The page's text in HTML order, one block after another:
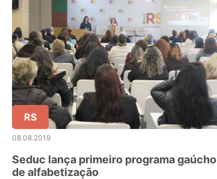
RS
08.08.2019
Seduc lança primeiro programa gaúcho
de alfabetização